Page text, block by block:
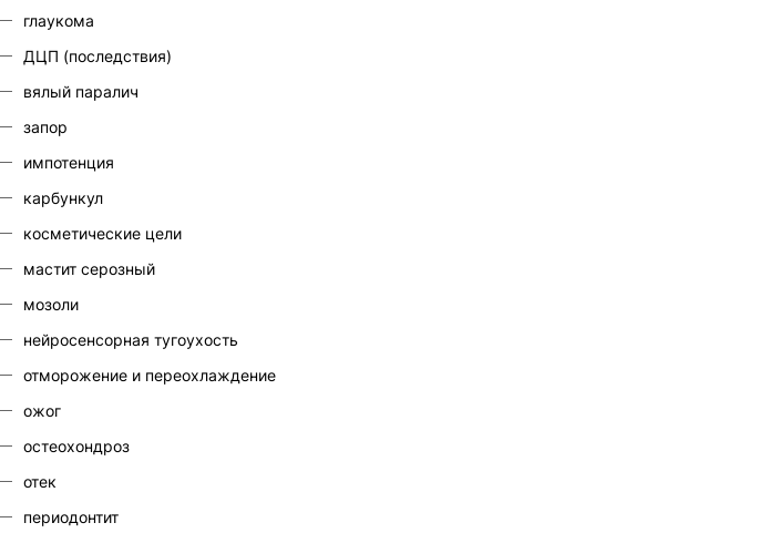
глаукома
ДЦП (последствия)
вялый паралич
запор
импотенция
карбункул
косметические цели
мастит серозный
мозоли
нейросенсорная тугоухость
отморожение и переохлаждение
ожог
остеохондроз
отек
периодонтит